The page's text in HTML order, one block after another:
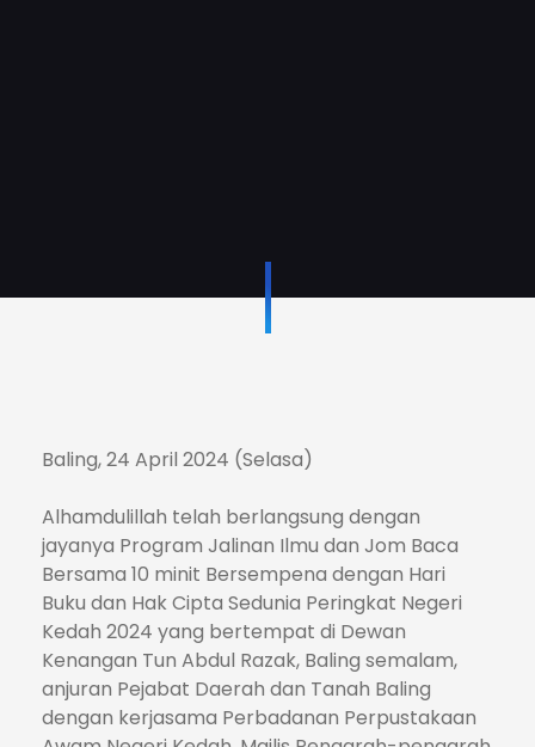
Baling, 24 April 2024 (Selasa)
Alhamdulillah telah berlangsung dengan
jayanya Program Jalinan Ilmu dan Jom Baca
Bersama 10 minit Bersempena dengan Hari
Buku dan Hak Cipta Sedunia Peringkat Negeri
Kedah 2024 yang bertempat di Dewan
Kenangan Tun Abdul Razak, Baling semalam,
anjuran Pejabat Daerah dan Tanah Baling
dengan kerjasama Perbadanan Perpustakaan